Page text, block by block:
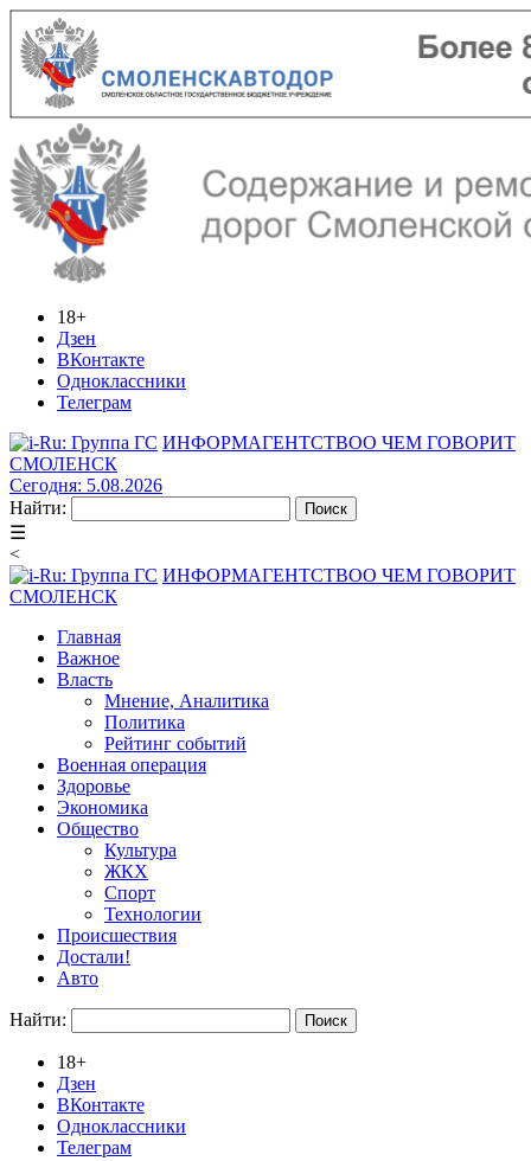
18+
Дзен
ВКонтакте
Одноклассники
Телеграм
ИНФОРМАГЕНТСТВОО ЧЕМ ГОВОРИТ
СМОЛЕНСК
Сегодня: 5.08.2026
Найти:
☰
<
ИНФОРМАГЕНТСТВОО ЧЕМ ГОВОРИТ
СМОЛЕНСК
Главная
Важное
Власть
Мнение, Аналитика
Политика
Рейтинг событий
Военная операция
Здоровье
Экономика
Общество
Культура
ЖКХ
Спорт
Технологии
Происшествия
Достали!
Авто
Найти:
18+
Дзен
ВКонтакте
Одноклассники
Телеграм